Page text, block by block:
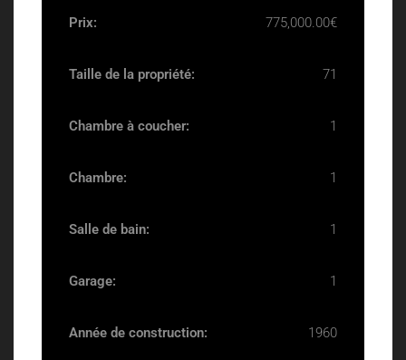
Prix: 775,000.00€
Taille de la propriété: 71
Chambre à coucher: 1
Chambre: 1
Salle de bain: 1
Garage: 1
Année de construction: 1960